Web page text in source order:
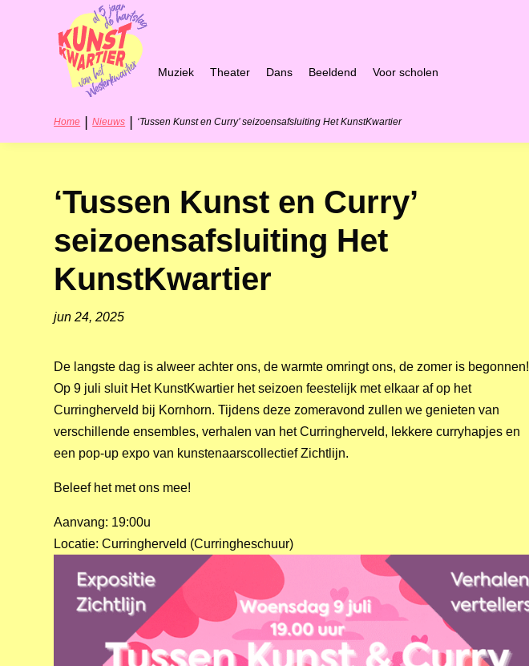
Muziek Theater Dans Beeldend Voor scholen
Home|Nieuws| ‘Tussen Kunst en Curry’ seizoensafsluiting Het KunstKwartier
‘Tussen Kunst en Curry’
seizoensafsluiting Het
KunstKwartier
jun 24, 2025
De langste dag is alweer achter ons, de warmte omringt ons, de zomer is begonnen!
Op 9 juli sluit Het KunstKwartier het seizoen feestelijk met elkaar af op het
Curringherveld bij Kornhorn. Tijdens deze zomeravond zullen we genieten van
verschillende ensembles, verhalen van het Curringherveld, lekkere curryhapjes en
een pop-up expo van kunstenaarscollectief Zichtlijn.
Beleef het met ons mee!
Aanvang: 19:00u
Locatie: Curringherveld (Curringheschuur)